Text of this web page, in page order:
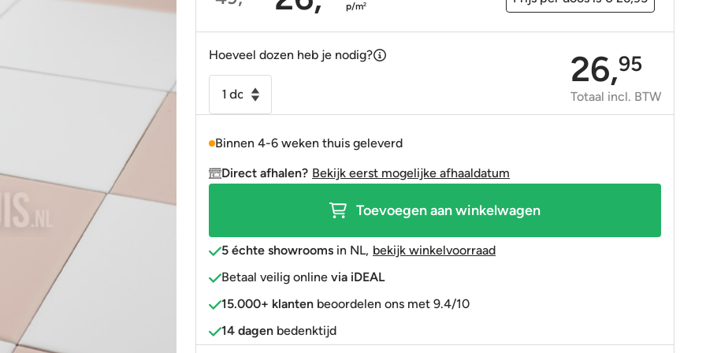
Bruin
OP=OP tegels
Roze
Goud
» Alle kleuren
OP=OP tegels
Oorspronkelijke
was:
Huidige
is:
p/m2
Hoeveel dozen heb je nodig?
Wandtegel
Rosa
15x15
aantal
26,95
Totaal incl. BTW
Binnen 4-6 weken thuis geleverd
Direct afhalen? Bekijk eerst mogelijke afhaaldatum
Toevoegen aan winkelwagen
5 échte showrooms in NL, bekijk winkelvoorraad
Betaal veilig online via iDEAL
15.000+ klanten beoordelen ons met 9.4/10
14 dagen bedenktijd